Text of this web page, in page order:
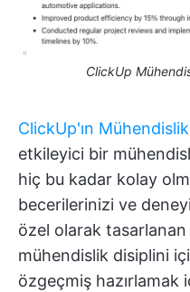
ClickUp
ClickUp'ın
etkileyici bir
hiç bu kadar kolay
becerilerinizi ve
özel olarak
mühendislik disiplini
özgeçmiş hazırlamak